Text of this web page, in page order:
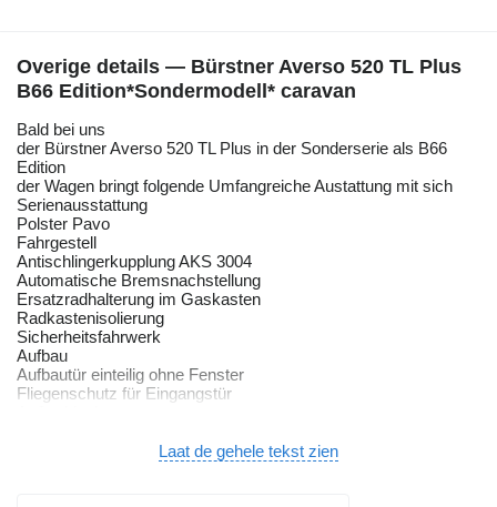
Overige details — Bürstner Averso 520 TL Plus
B66 Edition*Sondermodell* caravan
Bald bei uns
der Bürstner Averso 520 TL Plus in der Sonderserie als B66
Edition
der Wagen bringt folgende Umfangreiche Austattung mit sich
Serienausstattung
Polster Pavo
Fahrgestell
Antischlingerkupplung AKS 3004
Automatische Bremsnachstellung
Ersatzradhalterung im Gaskasten
Radkastenisolierung
Sicherheitsfahrwerk
Aufbau
Aufbautür einteilig ohne Fenster
Fliegenschutz für Eingangstür
Laat de gehele tekst zien